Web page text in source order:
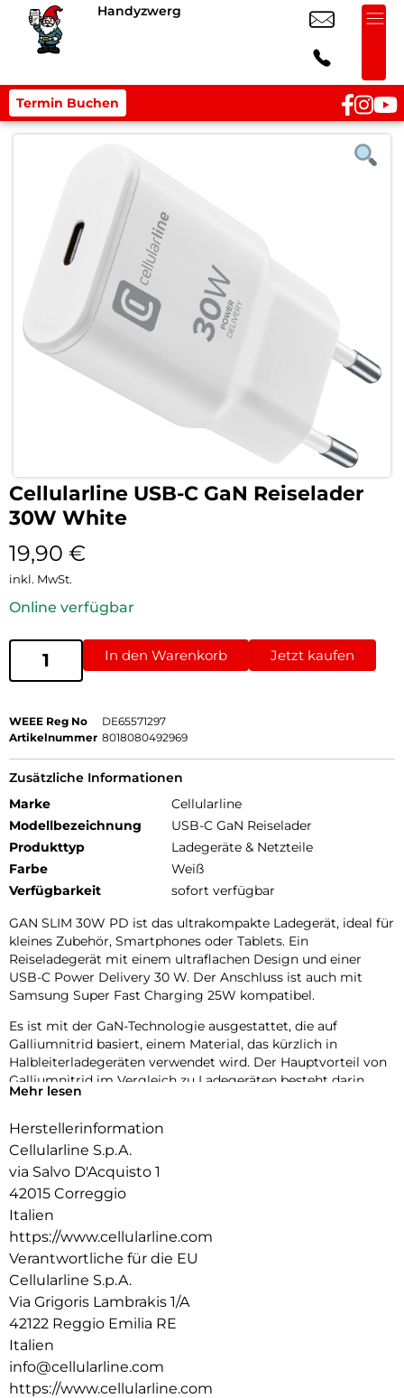
Handyzwerg
Termin Buchen
Cellularline USB-C GaN Reiselader
30W White
19,90 €
inkl. MwSt.
Online verfügbar
In den Warenkorb Jetzt kaufen
WEEE Reg No
DE65571297
Artikelnummer 8018080492969
Zusätzliche Informationen
Marke
Cellularline
Modellbezeichnung
USB-C GaN Reiselader
Produkttyp
Ladegeräte & Netzteile
Farbe
Weiß
Verfügbarkeit
sofort verfügbar
GAN SLIM 30W PD ist das ultrakompakte Ladegerät, ideal für
kleines Zubehör, Smartphones oder Tablets. Ein
Reiseladegerät mit einem ultraflachen Design und einer
USB-C Power Delivery 30 W. Der Anschluss ist auch mit
Samsung Super Fast Charging 25W kompatibel.
Es ist mit der GaN-Technologie ausgestattet, die auf
Galliumnitrid basiert, einem Material, das kürzlich in
Halbleiterladegeräten verwendet wird. Der Hauptvorteil von
Galliumnitrid im Vergleich zu Ladegeräten besteht darin,
dass es weniger Wärme erzeugt. Durch die reduzierte
beieinander platziert werden, wodurch die Gesamtgröße der
Ladegeräte reduziert wird.
Mehr lesen
Herstellerinformation
Cellularline S.p.A.
via Salvo D'Acquisto 1
42015 Correggio
Italien
https://www.cellularline.com
Verantwortliche für die EU
Cellularline S.p.A.
Via Grigoris Lambrakis 1/A
42122 Reggio Emilia RE
Italien
info@cellularline.com
https://www.cellularline.com